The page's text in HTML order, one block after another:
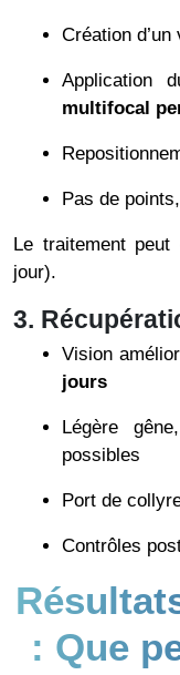
Création
Application
multifocal
Pas de
Le traitement peut
jour).
3.
Vision
jours
Légère
possibles
Port de
Contrôles
: Que